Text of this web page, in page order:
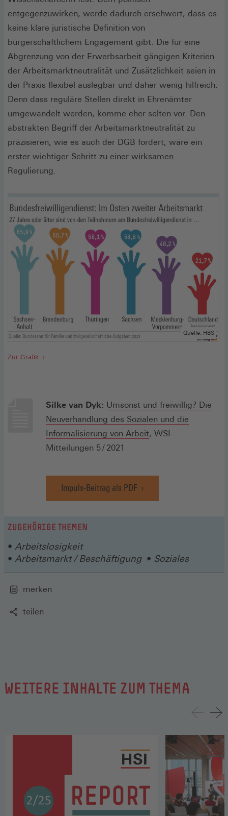
entgegenzuwirken, werde dadurch erschwert, dass es
keine klare juristische Definition von
bürgerschaftlichem Engagement gibt. Die für eine
Abgrenzung von der Erwerbsarbeit gängigen Kriterien
der Arbeitsmarktneutralität und Zusätzlichkeit seien in
der Praxis flexibel auslegbar und daher wenig hilfreich.
Denn dass reguläre Stellen direkt in Ehrenämter
umgewandelt werden, komme eher selten vor. Den
abstrakten Begriff der Arbeitsmarktneutralität zu
präzisieren, wie es auch der DGB fordert, wäre ein
erster wichtiger Schritt zu einer wirksamen
Regulierung.
Quelle: HBS
Zur Grafik
Silke van Dyk: Umsonst und freiwillig? Die
Neuverhandlung des Sozialen und die
Informalisierung von Arbeit(Öffnet
neuen
, WSI-
Mitteilungen 5 / 2021
Impuls-Beitrag als PDF
(Öffnet
in
ZUGEHÖRIGE THEMEN
Arbeitslosigkeit
Arbeitsmarkt / Beschäftigung
Soziales
merken
teilen
WEITERE INHALTE ZUM THEMA